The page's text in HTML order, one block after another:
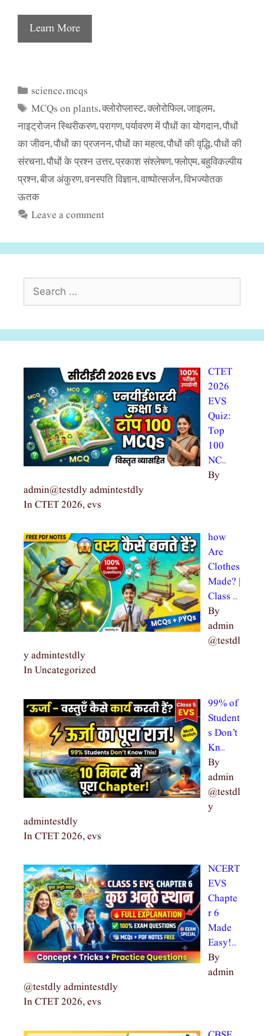
Learn More
Categories
science,mcqs
Tags
MCQs on plants,क्लोरोप्लास्ट,क्लोरोफिल,जाइलम,
नाइट्रोजन स्थिरीकरण, परागण, पर्यावरण में पौधों का योगदान, पौधों
का जीवन, पौधों का प्रजनन, पौधों का महत्व, पौधों की वृद्धि, पौधों की
संरचना, पौधों के प्रश्न उत्तर, प्रकाश संश्लेषण, फ्लोएम, बहुविकल्पीय
प्रश्न, बीज अंकुरण, वनस्पति विज्ञान, वाष्पोत्सर्जन, विभज्योतक
ऊतक
Leave a comment
CTET
2026
EVS
Quiz:
Top
100
NC…
By
admin@testdly admintestdly
In CTET 2026, evs
how
Are
Clothes
Made? |
Class …
By
admin
@testdl
y admintestdly
In Uncategorized
99% of
Student
s Don’t
Kn…
By
admin
@testdl
y
admintestdly
In CTET 2026, evs
NCERT
EVS
Chapte
r 6
Made
Easy!…
By
admin
@testdly admintestdly
In CTET 2026, evs